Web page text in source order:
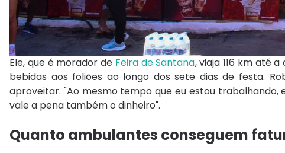
Ele, que é morador de Feira de Santana, viaja 116 km até
bebidas aos foliões ao longo dos sete dias de festa.
aproveitar. "Ao mesmo tempo que eu estou
vale a pena também o dinheiro".
Quanto ambulantes conseguem